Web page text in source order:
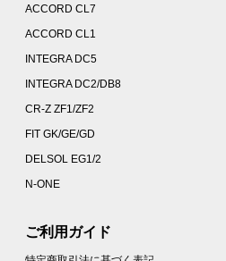
ACCORD CL7
ACCORD CL1
INTEGRA DC5
INTEGRA DC2/DB8
CR-Z ZF1/ZF2
FIT GK/GE/GD
DELSOL EG1/2
N-ONE
ご利用ガイド